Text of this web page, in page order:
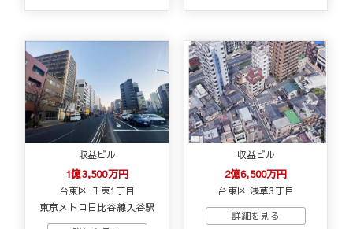
収益ビル
1億3,500万円
台東区 千束1丁目
東京メトロ日比谷線入谷駅
収益ビル
2億6,500万円
台東区 浅草3丁目